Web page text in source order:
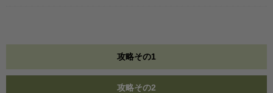
攻略その1
攻略その2